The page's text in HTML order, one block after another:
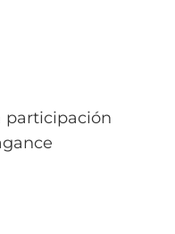
participación